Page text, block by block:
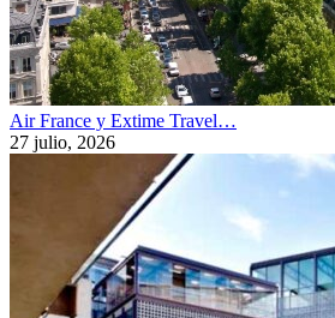
Air France y Extime Travel…
27 julio, 2026